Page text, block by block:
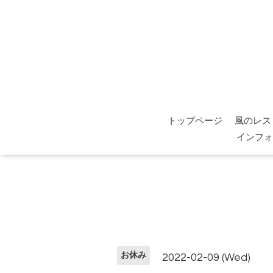
トップページ
風のレ
インフ
お休み 2022-02-09 (Wed)